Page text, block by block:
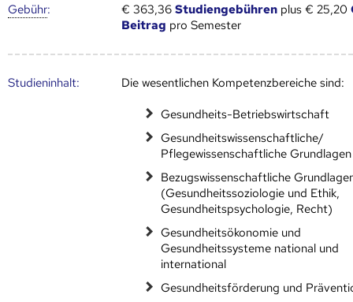
Gebühr: € 363,36Studiengebühren plus € 25,20
Beitrag pro Semester
Studien­inhalt:
Die wesentlichen Kompetenzbereiche sind:
Gesundheits-Betriebswirtschaft
Gesundheitswissenschaftliche/
Pflegewissenschaftliche Grundlagen
Bezugswissenschaftliche
(Gesundheitssoziologie und Ethik,
Gesundheitspsychologie, Recht)
Gesundheitsökonomie und
Gesundheitssysteme national und
international
Gesundheitsförderung und